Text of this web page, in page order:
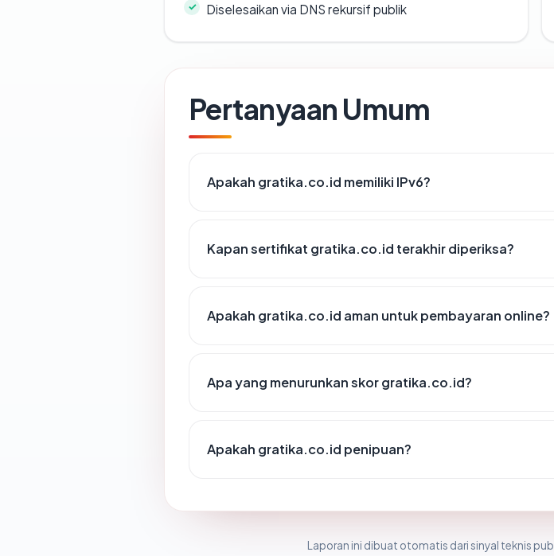
Diselesaikan via DNS rekursif publik
Pertanyaan Umum
Apakah gratika.co.id memiliki IPv6?
Kapan sertifikat gratika.co.id terakhir diperiksa?
Apakah gratika.co.id aman untuk pembayaran online?
Apa yang menurunkan skor gratika.co.id?
Apakah gratika.co.id penipuan?
Laporan ini dibuat otomatis dari sinyal teknis